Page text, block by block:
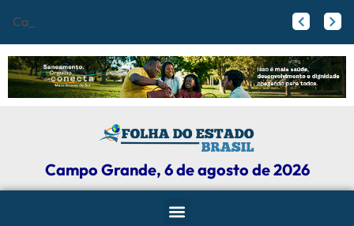
Campo Grande r
Campo Grande, 6 de agosto de 2026